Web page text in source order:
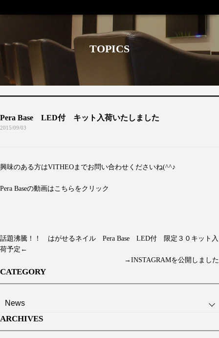
TOPICS
Pera Base LED付 キット入荷いたしました
2015/09/03
興味のある方はVITHEOまでお問い合わせくださいね(^^♪
Pera Baseの動画はこちらをクリック
話題沸騰！！ はがせるネイル Pera Base LED付 限定３０キット入
荷予定←
→INSTAGRAMを公開しました
CATEGORY
ARCHIVES